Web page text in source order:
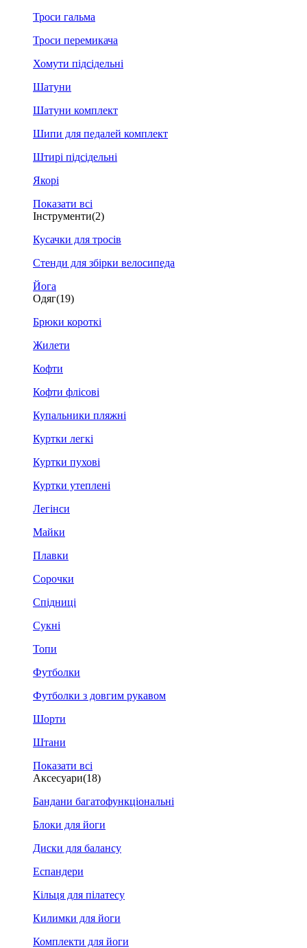
Троси гальма
Троси перемикача
Хомути підсідельні
Шатуни
Шатуни комплект
Шипи для педалей комплект
Штирі підсідельні
Якорі
Показати всі
Інструменти(2)
Кусачки для тросів
Стенди для збірки велосипеда
Йога
Одяг(19)
Брюки короткі
Жилети
Кофти
Кофти флісові
Купальники пляжні
Куртки легкі
Куртки пухові
Куртки утеплені
Легінси
Майки
Плавки
Сорочки
Спідниці
Сукні
Топи
Футболки
Футболки з довгим рукавом
Шорти
Штани
Показати всі
Аксесуари(18)
Бандани багатофункціональні
Блоки для йоги
Диски для балансу
Еспандери
Кільця для пілатесу
Килимки для йоги
Комплекти для йоги